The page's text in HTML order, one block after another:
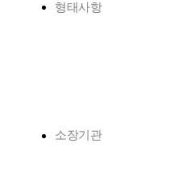
형태사항
소장기관